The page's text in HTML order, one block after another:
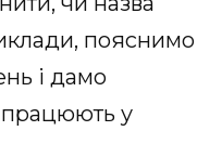
пояснимо
і дамо
працюють у